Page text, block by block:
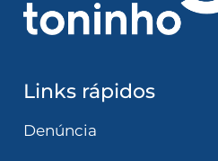
Links rápidos
Denúncia